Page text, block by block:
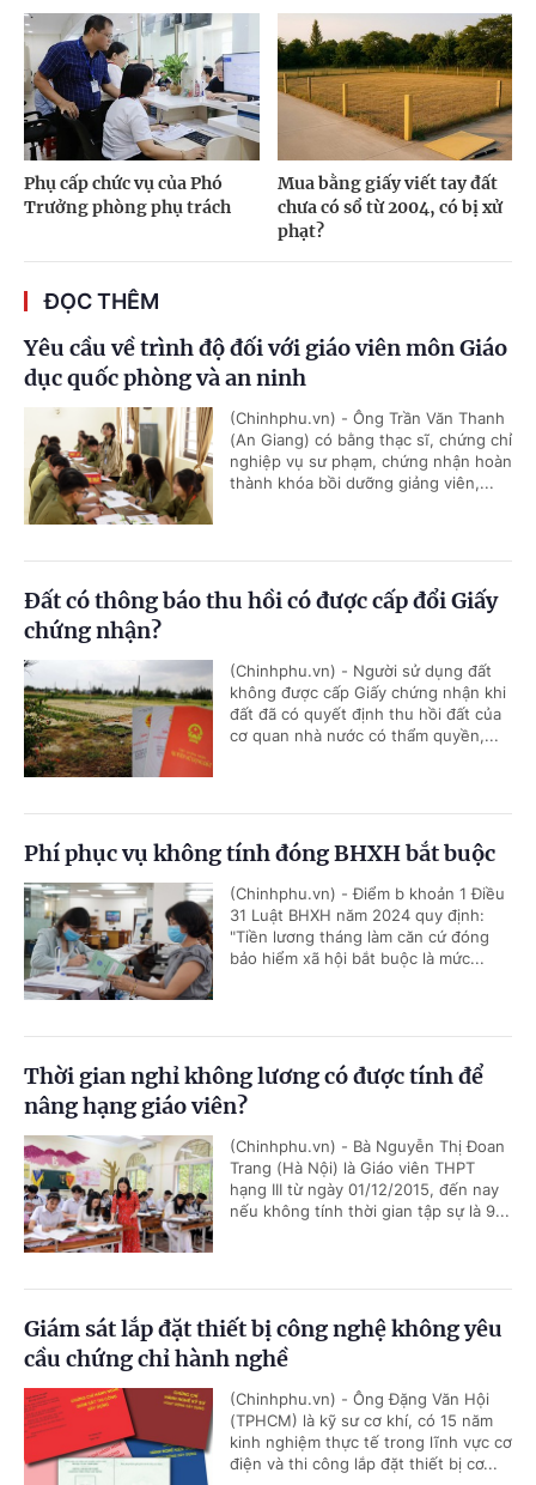
Phụ cấp chức vụ của Phó
Trưởng phòng phụ trách
Mua bằng giấy viết tay đất
chưa có sổ từ 2004, có bị xử
phạt?
ĐỌC THÊM
Yêu cầu về trình độ đối với giáo viên môn Giáo
dục quốc phòng và an ninh
(Chinhphu.vn) - Ông Trần Văn Thanh
(An Giang) có bằng thạc sĩ, chứng chỉ
nghiệp vụ sư phạm, chứng nhận hoàn
thành khóa bồi dưỡng giảng viên,...
Đất có thông báo thu hồi có được cấp đổi Giấy
chứng nhận?
(Chinhphu.vn) - Người sử dụng đất
không được cấp Giấy chứng nhận khi
đất đã có quyết định thu hồi đất của
cơ quan nhà nước có thẩm quyền,...
Phí phục vụ không tính đóng BHXH bắt buộc
(Chinhphu.vn) - Điểm b khoản 1 Điều
31 Luật BHXH năm 2024 quy định:
"Tiền lương tháng làm căn cứ đóng
bảo hiểm xã hội bắt buộc là mức...
Thời gian nghỉ không lương có được tính để
nâng hạng giáo viên?
(Chinhphu.vn) - Bà Nguyễn Thị Đoan
Trang (Hà Nội) là Giáo viên THPT
hạng III từ ngày 01/12/2015, đến nay
nếu không tính thời gian tập sự là 9...
Giám sát lắp đặt thiết bị công nghệ không yêu
cầu chứng chỉ hành nghề
(Chinhphu.vn) - Ông Đặng Văn Hội
(TPHCM) là kỹ sư cơ khí, có 15 năm
kinh nghiệm thực tế trong lĩnh vực cơ
điện và thi công lắp đặt thiết bị cơ...